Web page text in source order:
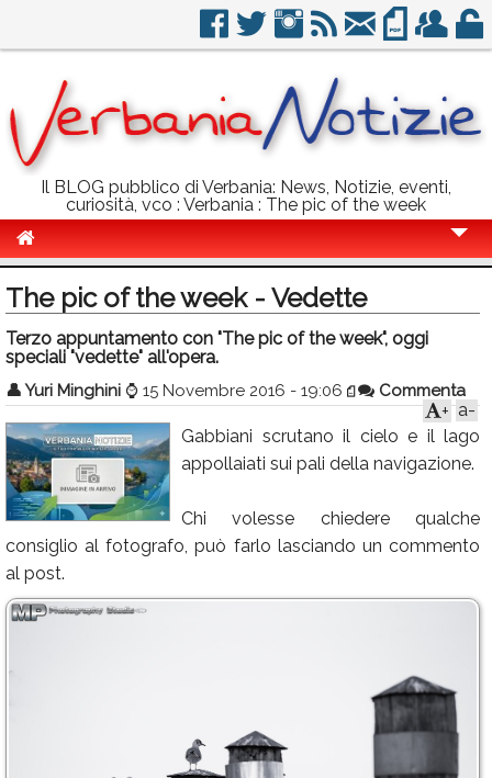
Il BLOG pubblico di Verbania: News, Notizie, eventi,
curiosità, vco : Verbania : The pic of the week
Politica
Sport
Eventi
Info Utili
Rubriche
Calendario
Annunci
The pic of the week - Vedette
Terzo appuntamento con "The pic of the week", oggi
speciali "vedette" all'opera.
👤Yuri Minghini ⌚ 15 Novembre 2016 - 19:06 Commenta
a-
+
Gabbiani scrutano il cielo e il lago
appollaiati sui pali della navigazione.
Chi volesse chiedere qualche
consiglio al fotografo, può farlo lasciando un commento
al post.